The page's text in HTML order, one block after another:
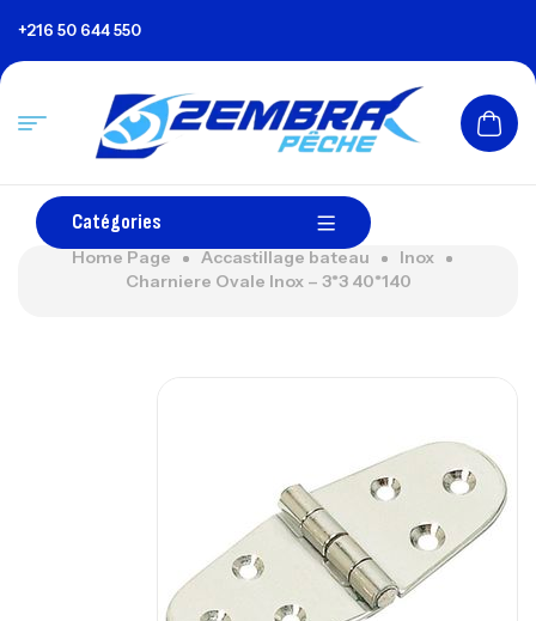
+216 50 644 550
Catégories
Home Page Accastillage bateau
Inox
Charniere Ovale Inox – 3*3 40*140